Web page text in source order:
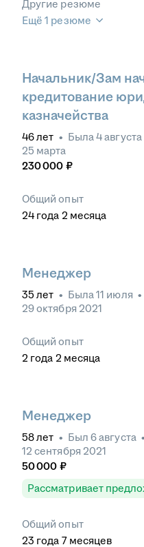
Другие резюме
Ещё 1 резюме
Начальник/Зам
кредитование
казначейства
46лет • Была4 августа
25 марта
230 000 ₽
Общий опыт
24 года 2 месяца
Менеджер
35 лет • Была11 июля •
29 октября 2021
Общий опыт
2 года 2 месяца
Менеджер
58лет • Был 6 августа •
12 сентября 2021
50 000 ₽
Рассматривает
Общий опыт
23 года 7 месяцев